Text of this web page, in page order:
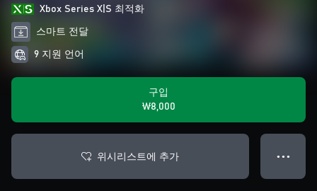
Xbox Series X|S 최적화
스마트 전달
9 지원 언어
구입
₩8,000
위시리스트에 추가 ● ● ●